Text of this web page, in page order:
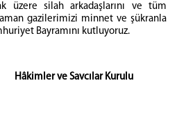
üzere silah arkadaşlarını ve tüm
gazilerimizi minnet ve şükranla
Bayramını kutluyoruz.
Hâkimler ve Savcılar Kurulu